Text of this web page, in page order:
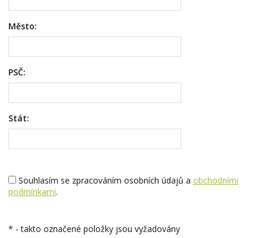
Město:
PSČ:
Stát:
Souhlasím se zpracováním osobních údajů a obchodními
podmínkami.
* - takto označené položky jsou vyžadovány